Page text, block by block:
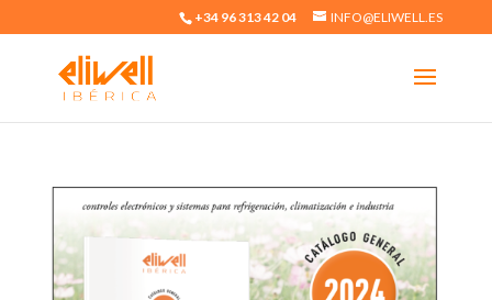
+34 96 313 42 04 INFO@ELIWELL.ES